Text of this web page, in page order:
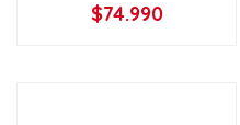
$74.990